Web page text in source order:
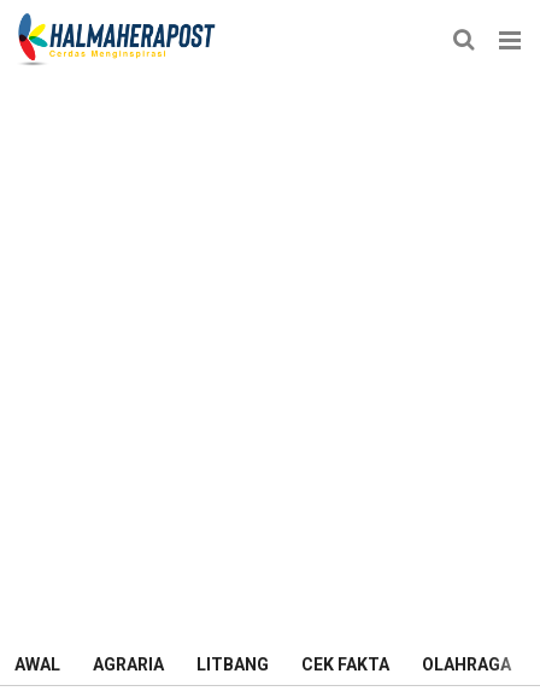
AWAL AGRARIA LITBANG CEK FAKTA OLAHRAGA